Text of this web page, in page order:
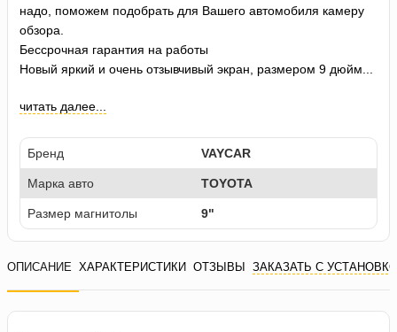
надо, поможем подобрать для Вашего автомобиля камеру
обзора.
Бессрочная гарантия на работы
Новый яркий и очень отзывчивый экран, размером 9 дюйм...
читать далее...
Бренд VAYCAR
Марка авто TOYOTA
Размер магнитолы 9"
ОПИСАНИЕ ХАРАКТЕРИСТИКИ ОТЗЫВЫ ЗАКАЗАТЬ С